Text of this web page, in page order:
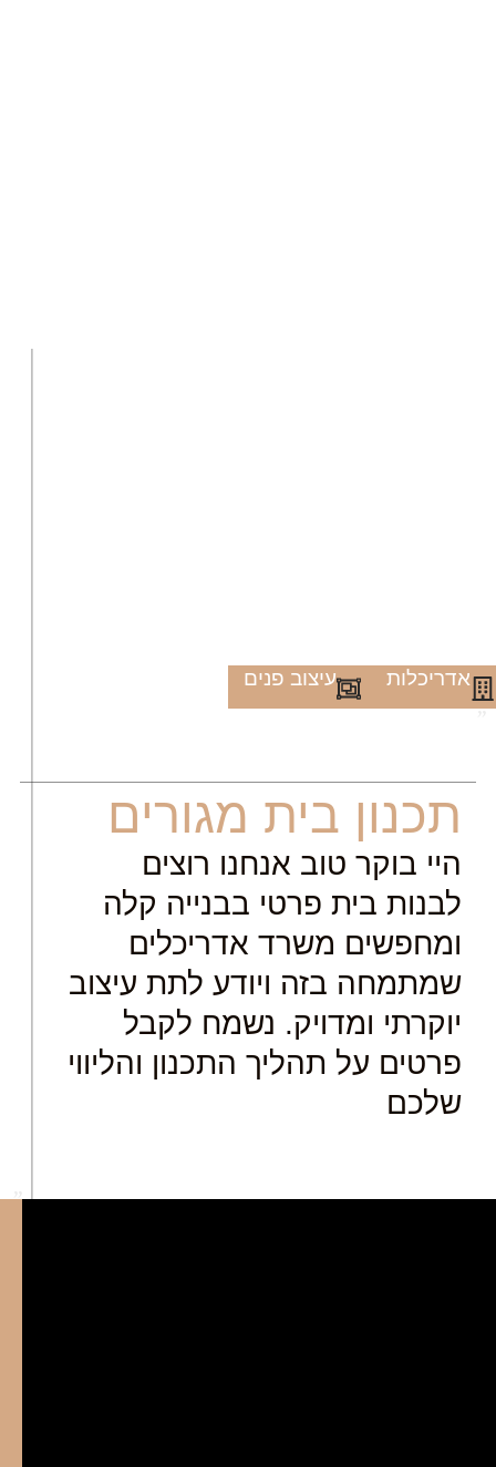
אדריכלות עיצוב פנים
"
תכנון בית מגורים
היי בוקר טוב אנחנו רוצים
לבנות בית פרטי בבנייה קלה
ומחפשים משרד אדריכלים
שמתמחה בזה ויודע לתת עיצוב
יוקרתי ומדויק. נשמח לקבל
פרטים על תהליך התכנון והליווי
שלכם
"